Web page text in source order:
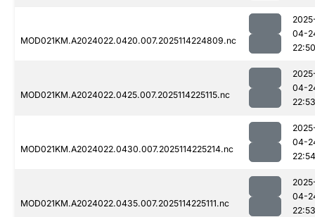
MOD021KM.A2024022.0420.007.2025114224809.nc
04-
22:50
MOD021KM.A2024022.0425.007.2025114225115.nc
04-
22:53
MOD021KM.A2024022.0430.007.2025114225214.nc
04-
22:54
MOD021KM.A2024022.0435.007.2025114225111.nc
04-
22:53